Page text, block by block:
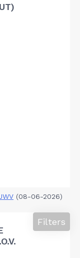
(08-06-2026)
Filters